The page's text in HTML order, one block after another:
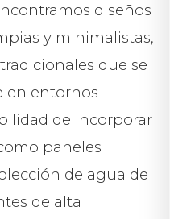
diseños
y minimalistas,
que se
en entornos
de incorporar
paneles
de agua de
de alta